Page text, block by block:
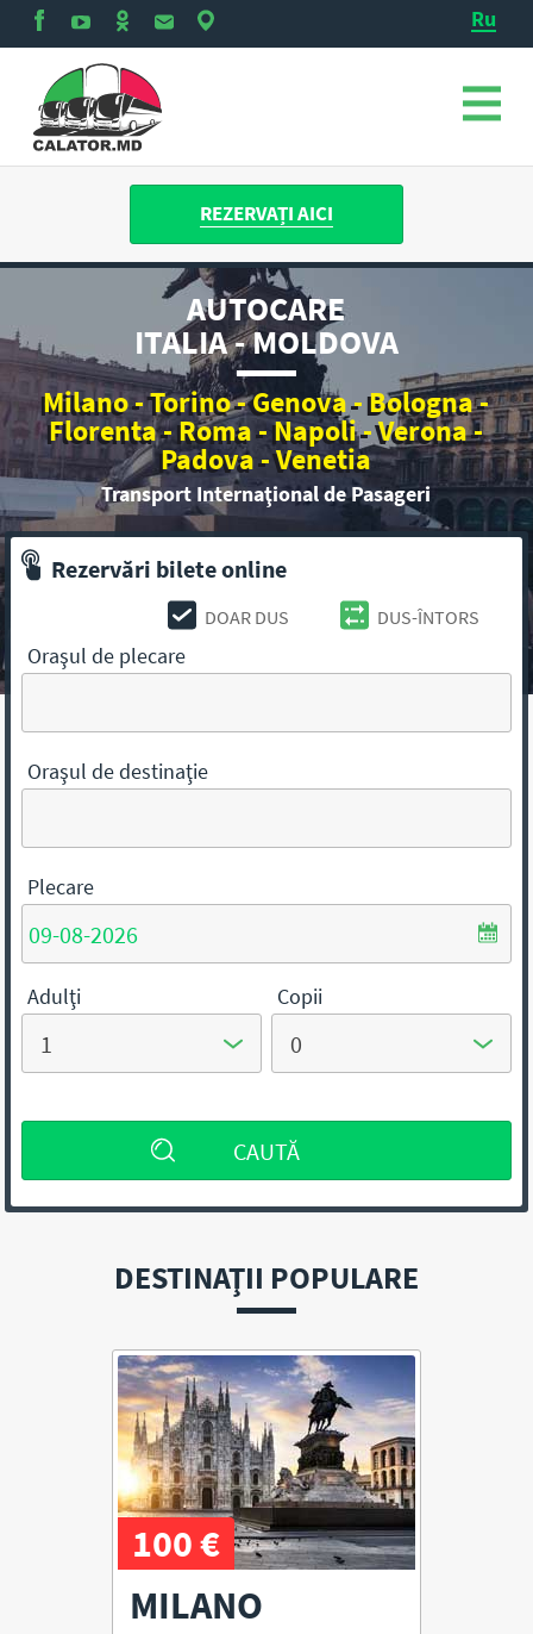
Ru
REZERVAȚI AICI
AUTOCARE
ITALIA - MOLDOVA
Milano - Torino - Genova - Bologna -
Florenta - Roma - Napoli - Verona -
Padova - Venetia
Transport Internaţional de Pasageri
Rezervări bilete online
Oraşul de plecare
Oraşul de destinaţie
DOAR DUS DUS-ÎNTORS
Plecare
Adulţi Copii
DESTINAŢII POPULARE
100 €
MILANO